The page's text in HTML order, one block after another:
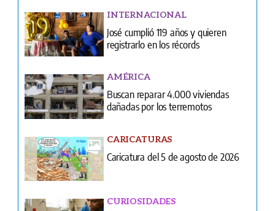
INTERNACIONAL
José cumplió 119 años y quieren
registrarlo en los récords
AMÉRICA
Buscan reparar 4.000 viviendas
dañadas por los terremotos
CARICATURAS
Caricatura del 5 de agosto de 2026
CURIOSIDADES